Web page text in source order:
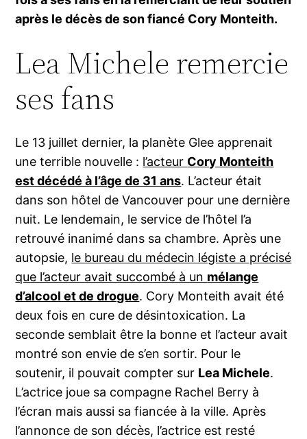
après le décès de son fiancé Cory Monteith.
Lea Michele remercie
ses fans
Le 13 juillet dernier, la planète Glee apprenait
une terrible nouvelle : l’acteur Cory Monteith
est décédé à l’âge de 31 ans. L’acteur était
dans son hôtel de Vancouver pour une dernière
nuit. Le lendemain, le service de l’hôtel l’a
retrouvé inanimé dans sa chambre. Après une
autopsie, le bureau du médecin légiste a précisé
que l’acteur avait succombé à un mélange
d’alcool et de drogue. Cory Monteith avait été
deux fois en cure de désintoxication. La
seconde semblait être la bonne et l’acteur avait
montré son envie de s’en sortir. Pour le
soutenir, il pouvait compter sur Lea Michele.
L’actrice joue sa compagne Rachel Berry à
l’écran mais aussi sa fiancée à la ville. Après
l’annonce de son décès, l’actrice est resté